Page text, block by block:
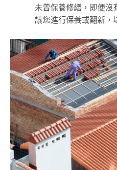
未曾保養修繕，即便沒
議您進行保養或翻新，